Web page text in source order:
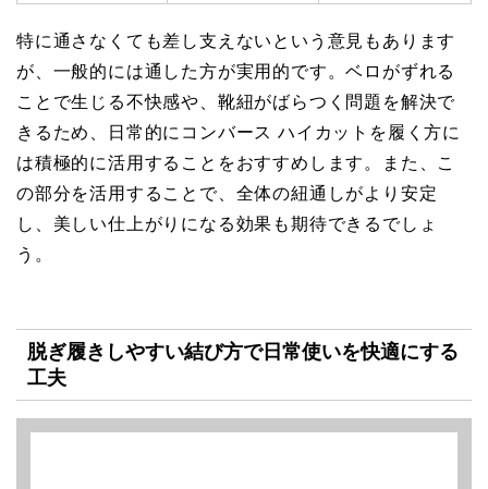
特に通さなくても差し支えないという意見もあります
が、一般的には通した方が実用的です。ベロがずれる
ことで生じる不快感や、靴紐がばらつく問題を解決で
きるため、日常的にコンバース ハイカットを履く方に
は積極的に活用することをおすすめします。また、こ
の部分を活用することで、全体の紐通しがより安定
し、美しい仕上がりになる効果も期待できるでしょ
う。
脱ぎ履きしやすい結び方で日常使いを快適にする
工夫